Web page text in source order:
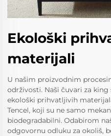
Ekološki
materijali
U našim proizvodnim
održivosti. Naši čuvari za
ekološki prihvatljivih
Tencel, koji su ne samo
biodegradabilni. Odabirom
odgovornu odluku za okoliš,